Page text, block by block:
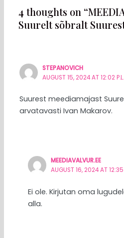
4 thoughts on
Suurelt sõbralt
STEPANOVICH
AUGUST 15, 2024 AT 12:02 P.L.
Suurest meediamajast
arvatavasti Ivan Makarov.
MEEDIAVALVUR.EE
AUGUST 16, 2024 AT 12:35
Ei ole. Kirjutan oma
alla.